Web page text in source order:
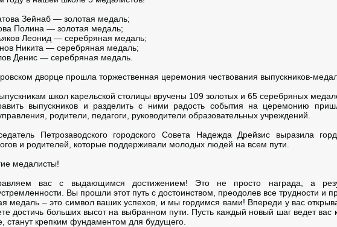
Зейнаб — золотая медаль;
Полина — золотая медаль;
Леонид — серебряная медаль;
Никита — серебряная медаль;
Денис — серебряная медаль.
дворце прошла торжественная церемония чествования выпускников-
школ карельской столицы вручены 109 золотых и 65 серебряных
выпускников и разделить с ними радость события на церемонию
родители, педагоги, руководители образовательных учреждений.
Петрозаводского городского Совета Надежда Дрейзис выразила
и родителей, которые поддерживали молодых людей на всем пути.
медалисты!
вас с выдающимся достижением! Это не просто награда, а
Вы прошли этот путь с достоинством, преодолев все трудности и
медаль – это символ ваших успехов, и мы гордимся вами! Впереди у вас
достичь больших высот на выбранном пути. Пусть каждый новый шаг ведет
станут крепким фундаментом для будущего.